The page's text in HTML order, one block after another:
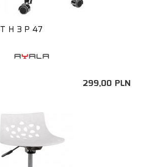
H 3 P 47
299,00 PLN